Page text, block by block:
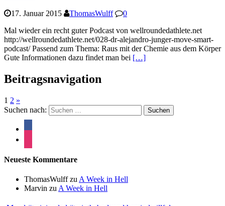
17. Januar 2015 ThomasWulff
0
Mal wieder ein recht guter Podcast von wellroundedathlete.net
http://wellroundedathlete.net/028-dr-alejandro-junger-move-smart-
podcast/ Passend zum Thema: Raus mit der Chemie aus dem Körper
Gute Informationen dazu findet man bei […]
Beitragsnavigation
1 2 »
Suchen nach:
Neueste Kommentare
ThomasWulffzu A Week in Hell
Marvin zu A Week in Hell